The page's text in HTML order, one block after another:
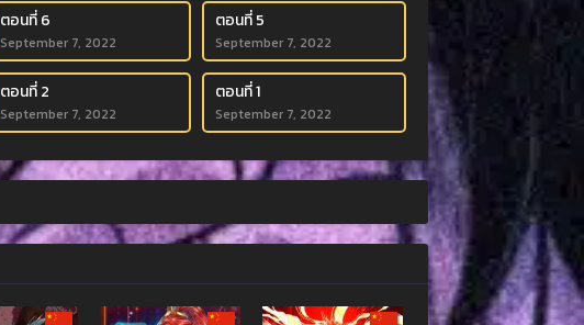
ตอนที่ 6
September 7, 2022
ตอนที่ 5
September 7, 2022
ตอนที่ 2
September 7, 2022
ตอนที่ 1
September 7, 2022